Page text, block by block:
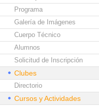
Programa
Galería de Imágenes
Cuerpo Técnico
Alumnos
Solicitud de Inscripción
Clubes
Directorio
Cursos y Actividades